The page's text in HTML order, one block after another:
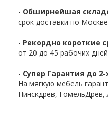
- Обширнейшая
срок доставки по
- Рекордно короткие
от 20 до 45 рабочих дней
- Супер Гарантия до 2-
На мягкую мебель
Пинскдрев,